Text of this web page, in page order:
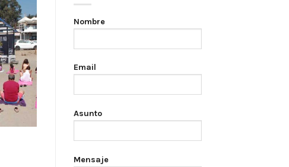
Nombre
Email
Asunto
Mensaje